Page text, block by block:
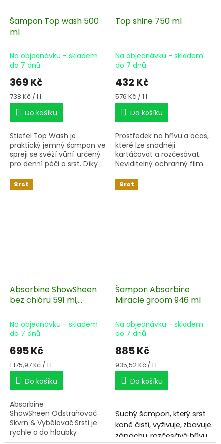
Šampon Top wash 500
ml
Na objednávku - skladem
do 7 dnů
369 Kč
Měrná
cena:
738 Kč / 1 l
Do košíku
Stiefel Top Wash je
praktický jemný šampon ve
spreji se svěží vůní, určený
pro denní péči o srst. Díky
praktickému balení může
být pohodlně použit a
dávkován cíleně na
Top shine 750 ml
Na objednávku - skladem
do 7 dnů
432 Kč
Měrná
cena:
576 Kč / 1 l
Do košíku
Prostředek na hřívu a ocas,
které lze snadněji
kartáčovat a rozčesávat.
Neviditelný ochranný film
odpuzuje prach a špínu a
brání opětovnému
zacuchání hřívy a ocasu.
Srst
Absorbine ShowSheen
bez chlóru 591 ml,
Na objednávku - skladem
do 7 dnů
695 Kč
Měrná
cena:
1 175,97 Kč / 1 l
Do košíku
Absorbine
ShowSheen Odstraňovač
Skvrn & Vybělovač Srsti je
rychle a do hloubky
působící šetrný prostředek
Srst
Šampon Absorbine
Miracle groom 946 ml
Na objednávku - skladem
do 7 dnů
885 Kč
Měrná
cena:
935,52 Kč / 1 l
Do košíku
Suchý šampon, který srst
koně čistí, vyživuje, zbavuje
zápachu, rozčesává hřívu